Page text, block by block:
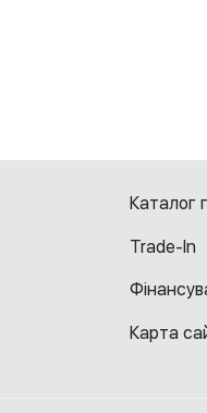
Каталог
Trade-In
Карта